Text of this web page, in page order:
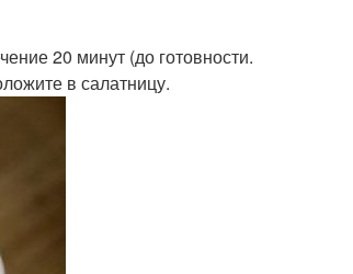
20 минут (до готовности.
в салатницу.